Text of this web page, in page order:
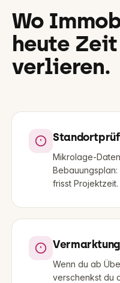
Wo
heute
verlieren.
Mikrolage-
Bebauungsplan:
frisst Projektzeit.
Wenn du ab
verschenkst du